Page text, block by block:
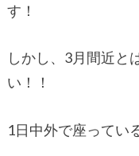
す！
しかし、3月間近と
い！！
1日中外で座ってい